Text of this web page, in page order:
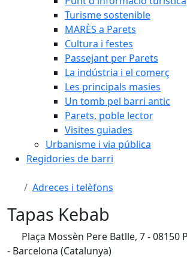
Turisme sostenible
MARÈS a Parets
Cultura i festes
Passejant per Parets
La indústria i el comerç
Les principals masies
Un tomb pel barri antic
Parets, poble lector
Visites guiades
Urbanisme i via pública
Regidories de barri
Adreces i telèfons
Tapas Kebab
Plaça Mossèn Pere Batlle, 7 - 08150
- Barcelona (Catalunya)